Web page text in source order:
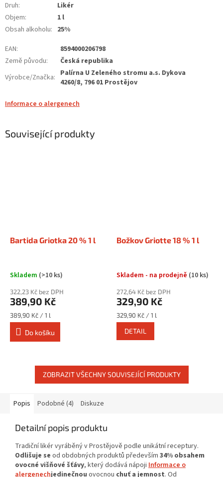
Druh:
Likér
Objem:
1 l
Obsah alkoholu: 25%
EAN:
8594000206798
Země původu:
Česká republika
Výrobce/Značka: Palírna U Zeleného stromu a.s. Dykova
4260/8, 796 01 Prostějov
Informace o alergenech
Související produkty
Bartida Griotka 20 % 1 l
Skladem (>10 ks)
322,23 Kč bez DPH
389,90 Kč
Měrná
cena:
389,90 Kč / 1 l
Do košíku
Božkov Griotte 18 % 1 l
Skladem - na prodejně (10 ks)
272,64 Kč bez DPH
329,90 Kč
Měrná
cena:
329,90 Kč / 1 l
DETAIL
ZOBRAZIT VŠECHNY SOUVISEJÍCÍ PRODUKTY
Popis Podobné (4) Diskuze
Detailní popis produktu
Tradiční likér vyráběný v Prostějově podle unikátní receptury.
Odlišuje se od obdobných produktů především 34% obsahem
ovocné višňové šťávy, který dodává nápoji Informace o
alergenechjedinečnou ovocnou chuť a jemnost. Od